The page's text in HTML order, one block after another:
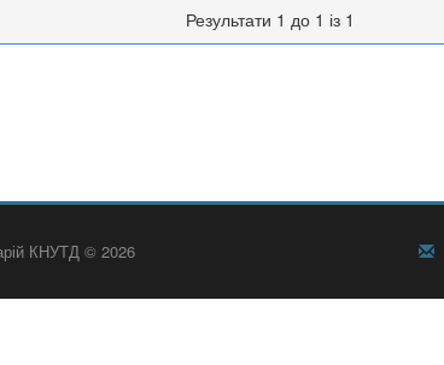
Результати 1 до 1 із 1
КНУТД © 2026